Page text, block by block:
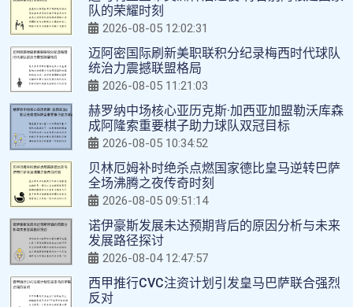
队的荣耀时刻
2026-08-05 12:02:31
迈阿密国际刷新美职联积分纪录梅西时代球队
统治力震撼联盟格局
2026-08-05 11:21:03
赫罗纳中场核心亚历克斯·加西亚加盟勒沃库森
成阿隆索重要棋子助力球队双冠目标
2026-08-05 10:34:52
贝林厄姆补时绝杀点燃国家德比皇马逆转巴萨
全场沸腾之夜传奇时刻
2026-08-05 09:51:14
诺伊豪斯发展未达预期背后的原因分析与未来
发展路径探讨
2026-08-04 12:47:57
西甲推行CVC注资计划引发皇马巴萨联合强烈
反对